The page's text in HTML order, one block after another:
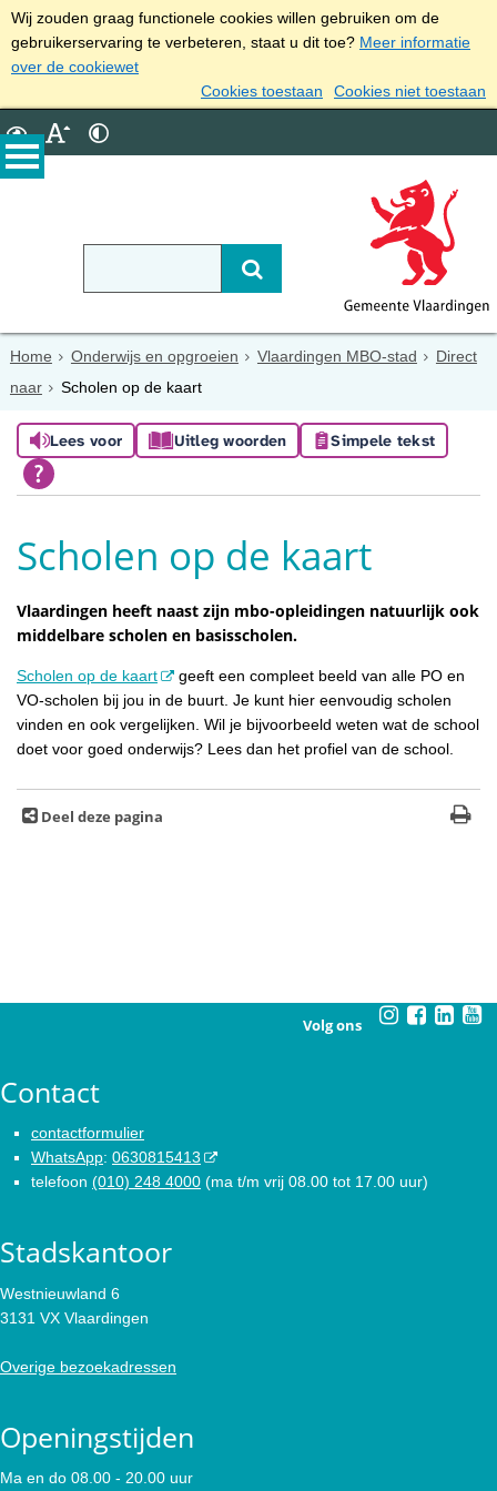
Wij zouden graag functionele cookies willen gebruiken om de
gebruikerservaring te verbeteren, staat u dit toe? Meer informatie
over de cookiewet
Cookies toestaan
Cookies niet toestaan
Home Onderwijs en opgroeien Vlaardingen MBO-stad
Direct
naar
Scholen op de kaart
Lees voor Uitleg woorden Simpele tekst
Scholen op de kaart
Vlaardingen heeft naast zijn mbo-opleidingen natuurlijk ook
middelbare scholen en basisscholen.
Scholen op de kaart
geeft een compleet beeld van alle PO en
VO-scholen bij jou in de buurt. Je kunt hier eenvoudig scholen
vinden en ook vergelijken. Wil je bijvoorbeeld weten wat de school
doet voor goed onderwijs? Lees dan het profiel van de school.
Deel deze pagina
Volg ons
Contact
contactformulier
WhatsApp: 0630815413
telefoon (010) 248 4000 (ma t/m vrij 08.00 tot 17.00 uur)
Stadskantoor
Westnieuwland 6
3131 VX Vlaardingen
Overige bezoekadressen
Openingstijden
Ma en do 08.00 - 20.00 uur